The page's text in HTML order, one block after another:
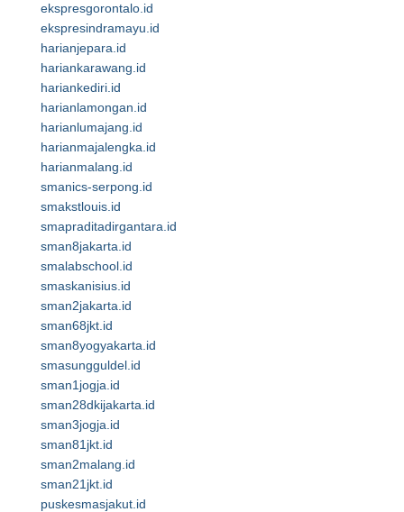
ekspresgorontalo.id
ekspresindramayu.id
harianjepara.id
hariankarawang.id
hariankediri.id
harianlamongan.id
harianlumajang.id
harianmajalengka.id
harianmalang.id
smanics-serpong.id
smakstlouis.id
smapraditadirgantara.id
sman8jakarta.id
smalabschool.id
smaskanisius.id
sman2jakarta.id
sman68jkt.id
sman8yogyakarta.id
smasungguldel.id
sman1jogja.id
sman28dkijakarta.id
sman3jogja.id
sman81jkt.id
sman2malang.id
sman21jkt.id
puskesmasjakut.id